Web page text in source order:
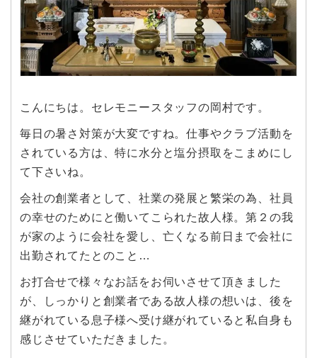
こんにちは。セレモニースタッフの岡村です。
毎日の暑さ対策が大変ですね。仕事やクラブ活動を
されている方は、特に水分と塩分摂取をこまめにし
て下さいね。
会社の創業者として、社業の発展と繁栄の為、社員
の幸せのためにと働いてこられた故人様。第２の我
が家のように会社を愛し、亡くなる前日まで会社に
出勤されてたとのこと…
お打合せで様々なお話をお伺いさせて頂きました
が、しっかりと創業者である故人様の想いは、後を
継がれている息子様へ受け継がれていると私自身も
感じさせていただきました。